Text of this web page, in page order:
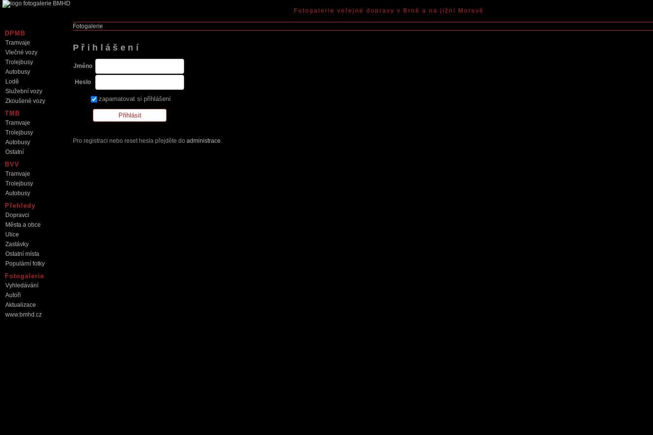
Fotogalerie
Přihlášení
Jméno
Heslo
zapamatovat si přihlášení
Pro registraci nebo reset hesla přejděte do administrace.
DPMB
Tramvaje
Vlečné vozy
Trolejbusy
Autobusy
Lodě
Služební vozy
Zkoušené vozy
TMB
Tramvaje
Trolejbusy
Autobusy
Ostatní
BVV
Tramvaje
Trolejbusy
Autobusy
Přehledy
Dopravci
Města a obce
Ulice
Zastávky
Ostatní místa
Populární fotky
Fotogalerie
Vyhledávání
Autoři
Aktualizace
www.bmhd.cz
Fotogalerie veřejné dopravy v Brně a na jižní Moravě